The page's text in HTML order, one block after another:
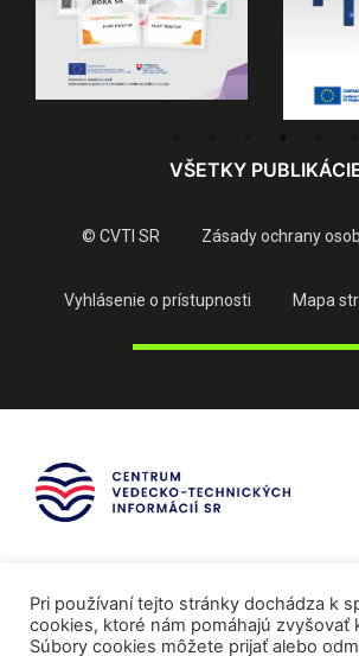
VŠETKY
© CVTI SR Zásady ochrany
Vyhlásenie o prístupnosti Mapa
Pri používaní tejto stránky dochádza k
cookies, ktoré nám pomáhajú zvyšovať
Súbory cookies môžete prijať alebo